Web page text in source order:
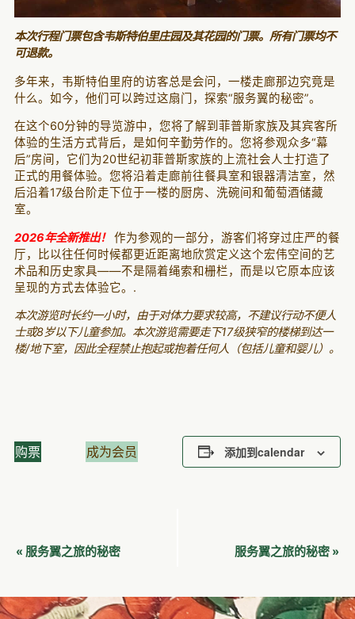
本次行程门票包含韦斯特伯里庄园及其花园的门票。所有门票均不
可退款。
多年来，韦斯特伯里府的访客总是会问，一楼走廊那边究竟是
什么。如今，他们可以跨过这扇门，探索“服务翼的秘密”。
在这个60分钟的导览游中，您将了解到菲普斯家族及其宾客所
体验的生活方式背后，是如何辛勤劳作的。您将参观众多“幕
后”房间，它们为20世纪初菲普斯家族的上流社会人士打造了
正式的用餐体验。您将沿着走廊前往餐具室和银器清洁室，然
后沿着17级台阶走下位于一楼的厨房、洗碗间和葡萄酒储藏
室。
2026年全新推出！ 作为参观的一部分，游客们将穿过庄严的餐
厅，比以往任何时候都更近距离地欣赏定义这个宏伟空间的艺
术品和历史家具——不是隔着绳索和栅栏，而是以它原本应该
呈现的方式去体验它。.
本次游览时长约一小时，由于对体力要求较高，不建议行动不便人
士或8岁以下儿童参加。本次游览需要走下17级狭窄的楼梯到达一
楼/地下室，因此全程禁止抱起或抱着任何人（包括儿童和婴儿）。
购票 成为会员 添加到calendar
活
导
« 服务翼之旅的秘密 服务翼之旅的秘密 »